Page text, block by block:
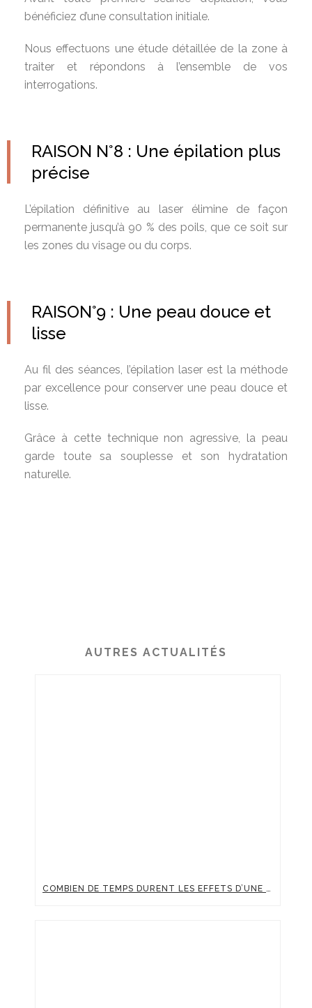
bénéficiez d’une consultation initiale.
Nous effectuons une étude détaillée de la zone à
traiter et répondons à l’ensemble de vos
interrogations.
RAISON N°8 : Une épilation plus
précise
L’épilation définitive au laser élimine de façon
permanente jusqu’à 90 % des poils, que ce soit sur
les zones du visage ou du corps.
RAISON°9 : Une peau douce et
lisse
Au fil des séances, l’épilation laser est la méthode
par excellence pour conserver une peau douce et
lisse.
Grâce à cette technique non agressive, la peau
garde toute sa souplesse et son hydratation
naturelle.
AUTRES ACTUALITÉS
COMBIEN DE TEMPS DURENT LES EFFETS D’UNE INJECTION D’ACIDE HYALURONIQUE ?